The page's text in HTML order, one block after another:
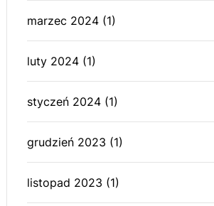
marzec 2024 (1)
luty 2024 (1)
styczeń 2024 (1)
grudzień 2023 (1)
listopad 2023 (1)